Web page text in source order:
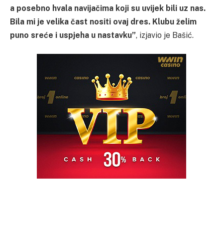
a posebno hvala navijačima koji su uvijek bili uz nas.
Bila mi je velika čast nositi ovaj dres. Klubu želim
puno sreće i uspjeha u nastavku”, izjavio je Bašić.